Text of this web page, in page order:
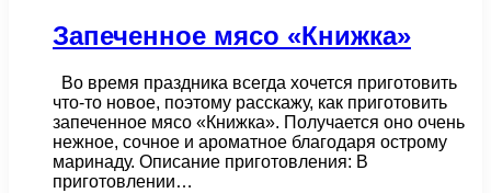
Запеченное мясо «Книжка»
Во время праздника всегда хочется приготовить
что-то новое, поэтому расскажу, как приготовить
запеченное мясо «Книжка». Получается оно очень
нежное, сочное и ароматное благодаря острому
маринаду. Описание приготовления: В
приготовлении…